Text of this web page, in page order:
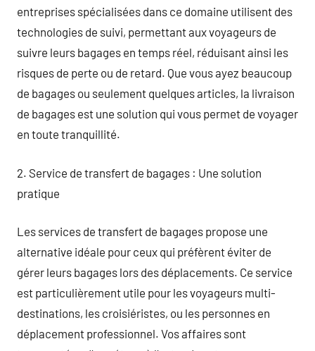
entreprises spécialisées dans ce domaine utilisent des
technologies de suivi, permettant aux voyageurs de
suivre leurs bagages en temps réel, réduisant ainsi les
risques de perte ou de retard. Que vous ayez beaucoup
de bagages ou seulement quelques articles, la livraison
de bagages est une solution qui vous permet de voyager
en toute tranquillité.
2. Service de transfert de bagages : Une solution
pratique
Les services de transfert de bagages propose une
alternative idéale pour ceux qui préfèrent éviter de
gérer leurs bagages lors des déplacements. Ce service
est particulièrement utile pour les voyageurs multi-
destinations, les croisiéristes, ou les personnes en
déplacement professionnel. Vos affaires sont